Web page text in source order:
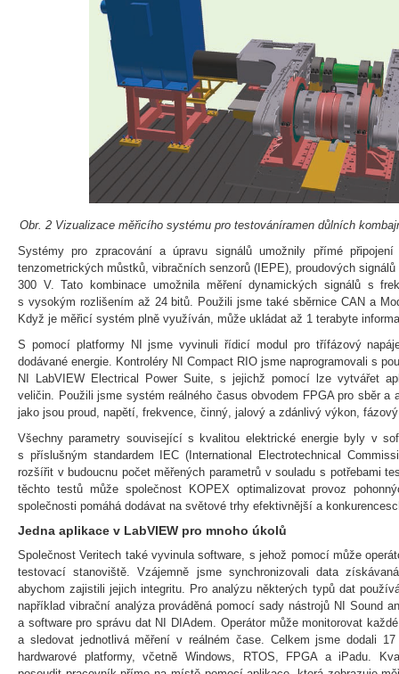
Obr. 2 Vizualizace měřicího systému pro testováníramen důlních
Systémy pro zpracování a úpravu signálů umožnily přímé připojení
tenzometrických můstků, vibračních senzorů (IEPE), proudových
300 V. Tato kombinace umožnila měření dynamických signálů s
s vysokým rozlišením až 24 bitů. Použili jsme také sběrnice CAN a
Když je měřicí systém plně využíván, může ukládat až 1 terabyte
S pomocí platformy NI jsme vyvinuli řídicí modul pro třífázový
dodávané energie. Kontroléry NI Compact RIO jsme naprogramovali s
NI LabVIEW Electrical Power Suite, s jejichž pomocí lze vytvářet
veličin. Použili jsme systém reálného časus obvodem FPGA pro sběr a
jako jsou proud, napětí, frekvence, činný, jalový a zdánlivý výkon,
Všechny parametry související s kvalitou elektrické energie byly v
s příslušným standardem IEC (International Electrotechnical
rozšířit v budoucnu počet měřených parametrů v souladu s potřebami
těchto testů může společnost KOPEX optimalizovat provoz
společnosti pomáhá dodávat na světové trhy efektivnější a
Jedna aplikace v LabVIEW pro mnoho úkolů
Společnost Veritech také vyvinula software, s jehož pomocí může
testovací stanoviště. Vzájemně jsme synchronizovali data
abychom zajistili jejich integritu. Pro analýzu některých typů dat
například vibrační analýza prováděná pomocí sady nástrojů NI Sound
a software pro správu dat NI DIAdem. Operátor může monitorovat
a sledovat jednotlivá měření v reálném čase. Celkem jsme dodali
hardwarové platformy, včetně Windows, RTOS, FPGA a iPadu.